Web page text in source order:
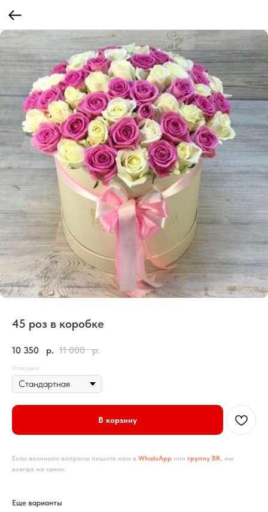
45 роз в коробке
10 350 р. 11 000 р.
Упаковка
В корзину
Если возникли вопросы пишите нам в WhatsApp или группу ВК, мы
всегда на связи.
Еще варианты